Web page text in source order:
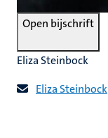
Open bijschrift
Eliza Steinbock
Eliza Steinbock